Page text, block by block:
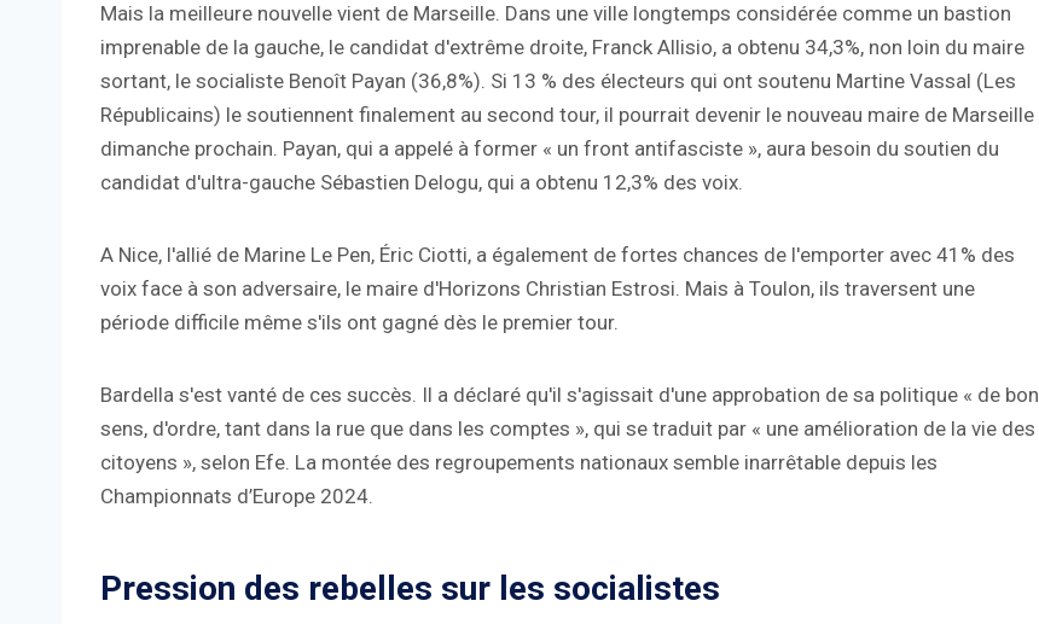
Mais la meilleure nouvelle vient de Marseille. Dans une ville longtemps considérée comme un bastion
imprenable de la gauche, le candidat d'extrême droite, Franck Allisio, a obtenu 34,3%, non loin du maire
sortant, le socialiste Benoît Payan (36,8%). Si 13 % des électeurs qui ont soutenu Martine Vassal (Les
Républicains) le soutiennent finalement au second tour, il pourrait devenir le nouveau maire de Marseille
dimanche prochain. Payan, qui a appelé à former « un front antifasciste », aura besoin du soutien du
candidat d'ultra-gauche Sébastien Delogu, qui a obtenu 12,3% des voix.
A Nice, l'allié de Marine Le Pen, Éric Ciotti, a également de fortes chances de l'emporter avec 41% des
voix face à son adversaire, le maire d'Horizons Christian Estrosi. Mais à Toulon, ils traversent une
période difficile même s'ils ont gagné dès le premier tour.
Bardella s'est vanté de ces succès. Il a déclaré qu'il s'agissait d'une approbation de sa politique « de bon
sens, d'ordre, tant dans la rue que dans les comptes », qui se traduit par « une amélioration de la vie des
citoyens », selon Efe. La montée des regroupements nationaux semble inarrêtable depuis les
Championnats d’Europe 2024.
Pression des rebelles sur les socialistes